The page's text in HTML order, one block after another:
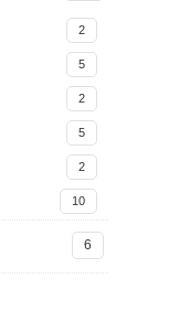
2
5
2
5
2
10
6